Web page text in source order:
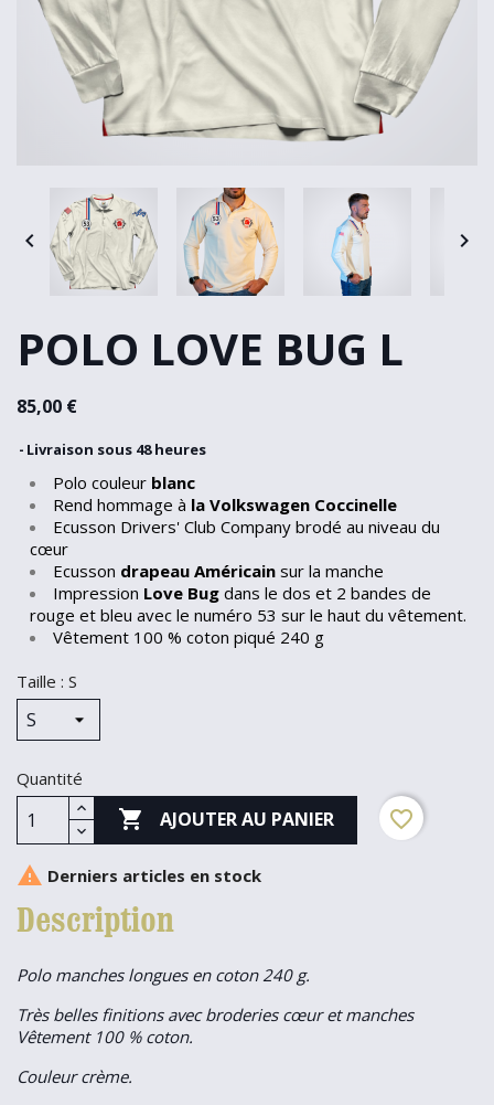
 
POLO LOVE BUG L
85,00 €
Livraison sous 48 heures
Polo couleur blanc
Rend hommage à la Volkswagen Coccinelle
Ecusson Drivers' Club Company brodé au niveau du
cœur
Ecusson drapeau Américain sur la manche
Impression Love Bug dans le dos et 2 bandes de
rouge et bleu avec le numéro 53 sur le haut du vêtement.
Vêtement 100 % coton piqué 240 g
Taille : S
Quantité
 AJOUTER AU PANIER favorite_border
 Derniers articles en stock
Description
Polo manches longues en coton 240 g.
Très belles finitions avec broderies cœur et manches
Vêtement 100 % coton.
Couleur crème.